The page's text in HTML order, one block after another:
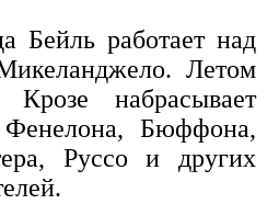
Бейль работает над
Летом
набрасывает
Бюффона,
Руссо и других